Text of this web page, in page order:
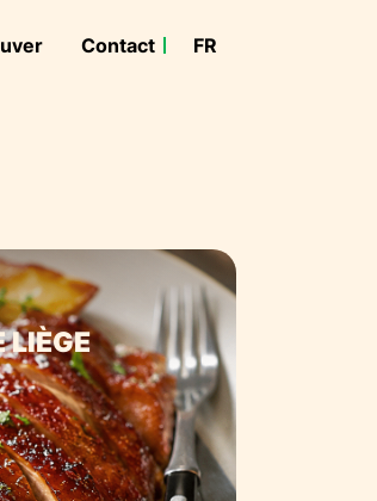
Contact FR
LIÈGE